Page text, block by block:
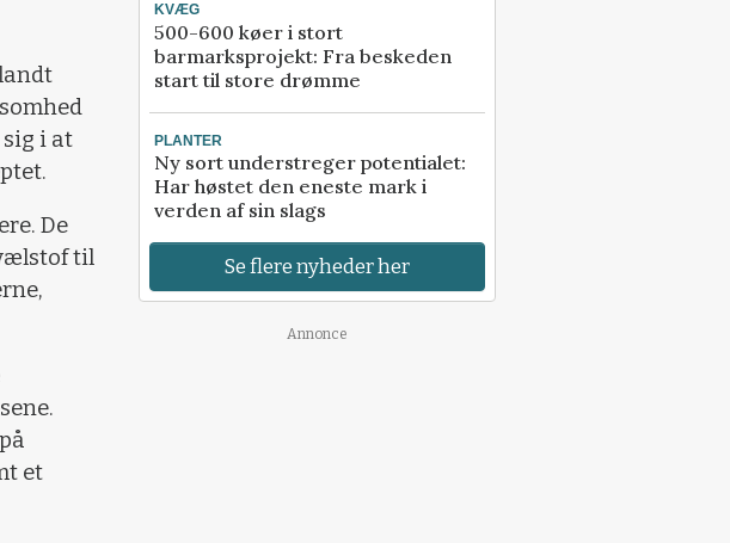
i at
De
til
et
KVÆG
500-600 køer i stort
barmarksprojekt: Fra beskeden
start til store drømme
PLANTER
Ny sort understreger potentialet:
Har høstet den eneste mark i
verden af sin slags
Se flere nyheder her
Annonce